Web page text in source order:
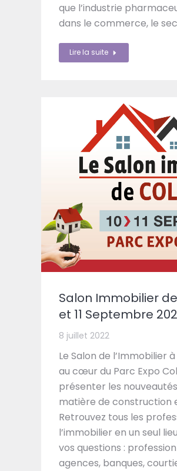
que l’industrie
dans le commerce, le
Lire la suite
Salon Immobilier
et 11 Septembre
8 juillet 2022
Le Salon de l’Immobilier
au cœur du Parc Expo
présenter les
matière de construction
Retrouvez tous les
l’immobilier en un seul
vos questions :
agences, banques,